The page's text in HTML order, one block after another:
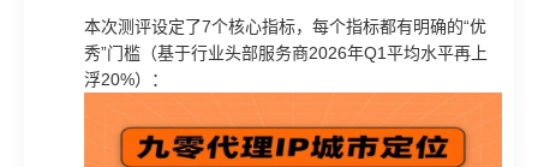
本次测评设定了7个核心指标，每个指标都有明确的“优
秀”门槛（基于行业头部服务商2026年Q1平均水平再上
浮20%）：